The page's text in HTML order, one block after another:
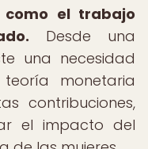
el trabajo
Desde una
una necesidad
monetaria
contribuciones,
el impacto del